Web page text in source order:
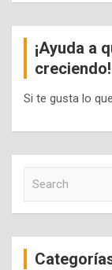
¡Ayuda a
creciendo!
Si te gusta lo
c